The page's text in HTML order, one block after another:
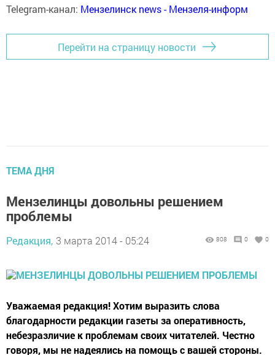
Telegram-канал: Мензелинск news - Мензеля-информ
Перейти на страницу новости
ТЕМА ДНЯ
Мензелинцы довольны решением
проблемы
Редакция, 3 марта 2014 - 05:24 808 0 0
Уважаемая редакция! Хотим выразить слова
благодарности редакции газеты за оперативность,
небезразличие к проблемам своих читателей. Честно
говоря, мы не надеялись на помощь с вашей стороны.